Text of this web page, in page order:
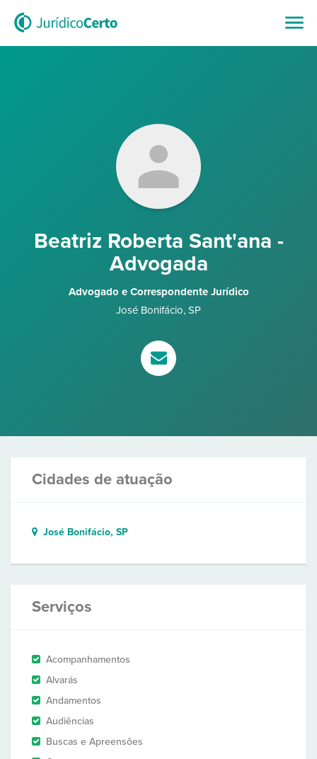
Beatriz Roberta Sant'ana -
Advogada
Advogado e Correspondente Jurídico
José Bonifácio, SP
Cidades de atuação
José Bonifácio, SP
Serviços
Acompanhamentos
Alvarás
Andamentos
Audiências
Buscas e Apreensões